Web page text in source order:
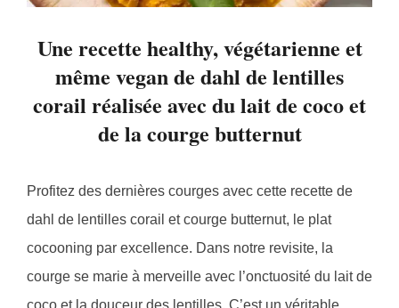
Une recette healthy, végétarienne et
même vegan de dahl de lentilles
corail réalisée avec du lait de coco et
de la courge butternut
Profitez des dernières courges avec cette recette de
dahl de lentilles corail et courge butternut, le plat
cocooning par excellence. Dans notre revisite, la
courge se marie à merveille avec l’onctuosité du lait de